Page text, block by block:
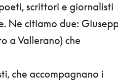
scrittori e giornalisti
Ne citiamo due:
a Vallerano) che
che accompagnano i